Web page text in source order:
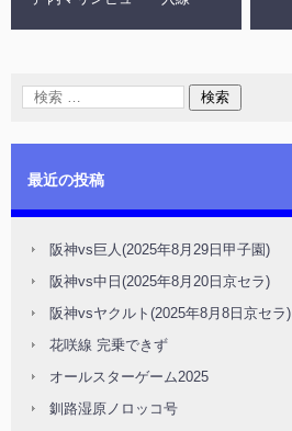
最近の投稿
阪神vs巨人(2025年8月29日甲子園)
阪神vs中日(2025年8月20日京セラ)
阪神vsヤクルト(2025年8月8日京セラ)
花咲線 完乗できず
オールスターゲーム2025
釧路湿原ノロッコ号